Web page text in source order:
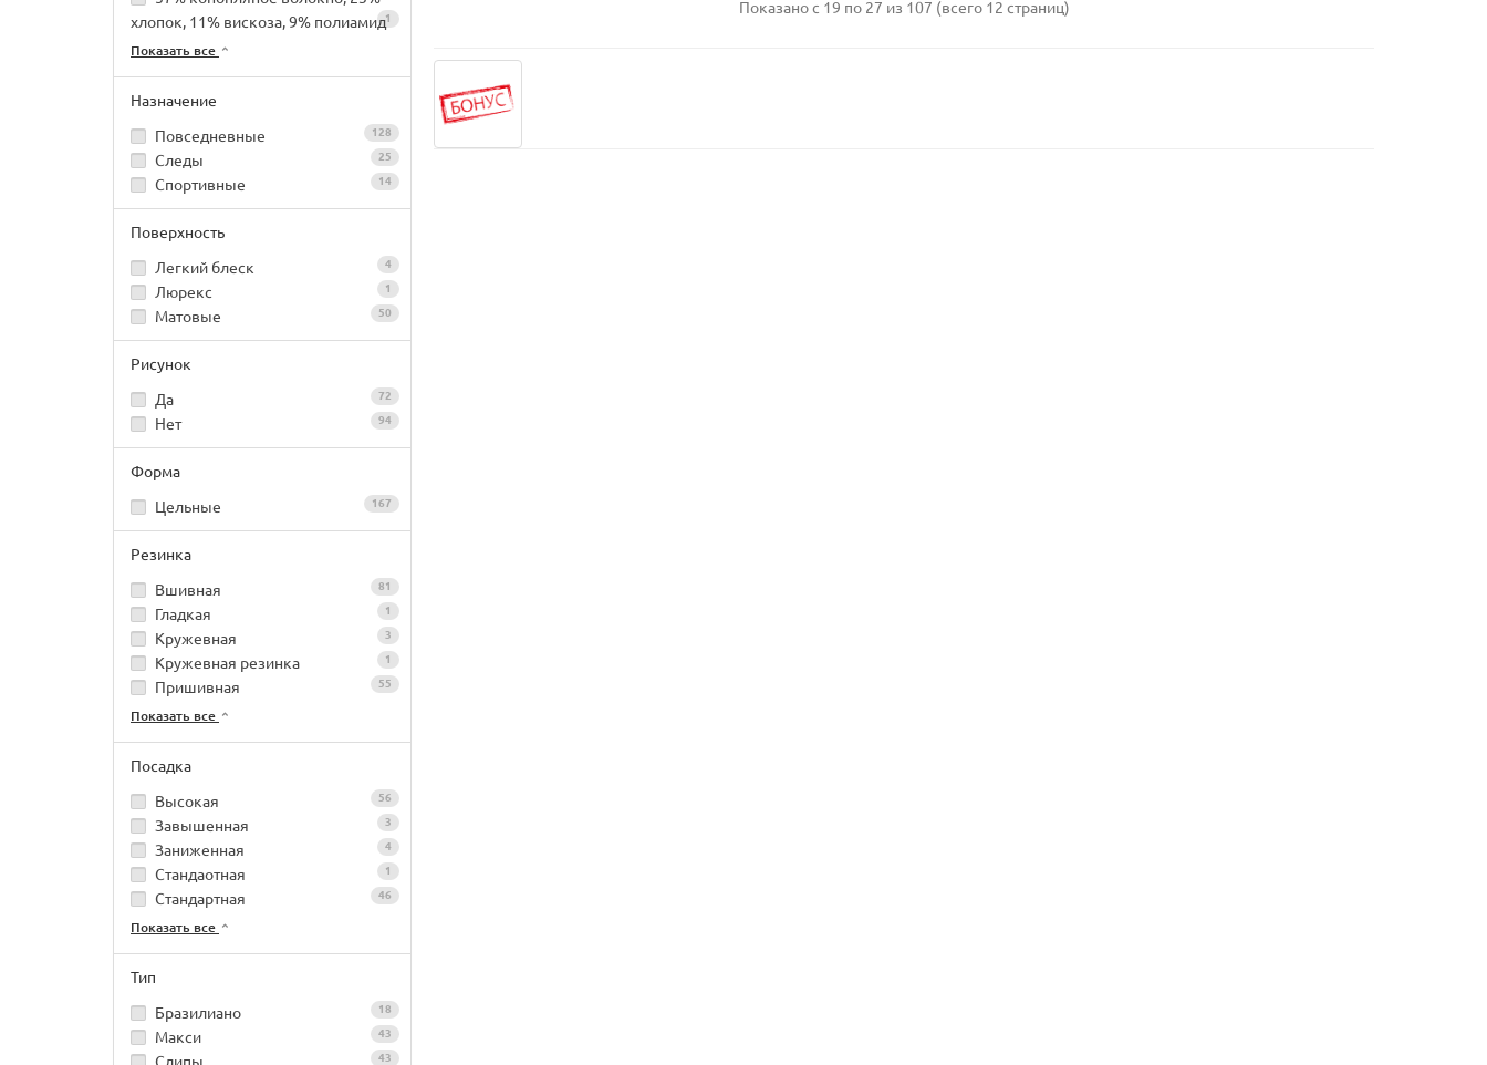
хлопок, 11% вискоза, 9% полиамид1
Показать все
Назначение
Повседневные
128
Следы 25
Спортивные 14
Поверхность
Легкий блеск
4
Люрекс 1
Матовые 50
Рисунок
Да
72
Нет 94
Форма
Цельные
167
Резинка
Вшивная
81
Гладкая 1
Кружевная 3
Кружевная резинка 1
Пришивная 55
Показать все
Посадка
Высокая
56
Завышенная 3
Заниженная 4
Стандаотная 1
Стандартная 46
Показать все
Тип
Бразилиано
18
Макси 43
43
Показано с 19 по 27 из 107 (всего 12 страниц)